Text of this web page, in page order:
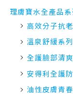
理膚寶水全產品系
高效分子抗
溫泉舒緩系列
全護臉部清
安得利全護
油性皮膚青